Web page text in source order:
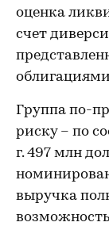
оценка
счет
Группа по-
риску – по
г. 497 млн
выручка